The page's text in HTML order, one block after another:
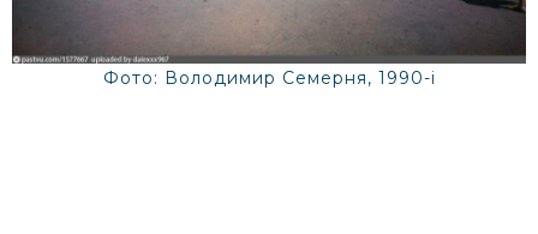
Фото: Володимир Семерня, 1990-і